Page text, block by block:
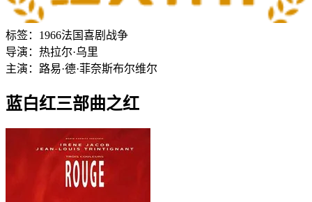
标签： 1966法国喜剧 战争
导演： 热拉尔·乌里
主演： 路易·德·菲奈斯布尔维尔
蓝白红三部曲之红